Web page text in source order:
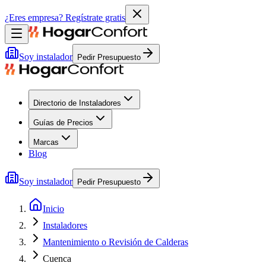
¿Eres empresa? Regístrate gratis
Soy instalador Pedir Presupuesto
Directorio de Instaladores
Guías de Precios
Marcas
Blog
Soy instalador Pedir Presupuesto
Inicio
Instaladores
Mantenimiento o Revisión de Calderas
Cuenca